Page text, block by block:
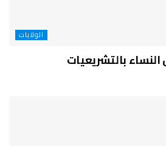
الولايات
بالتشريعيات